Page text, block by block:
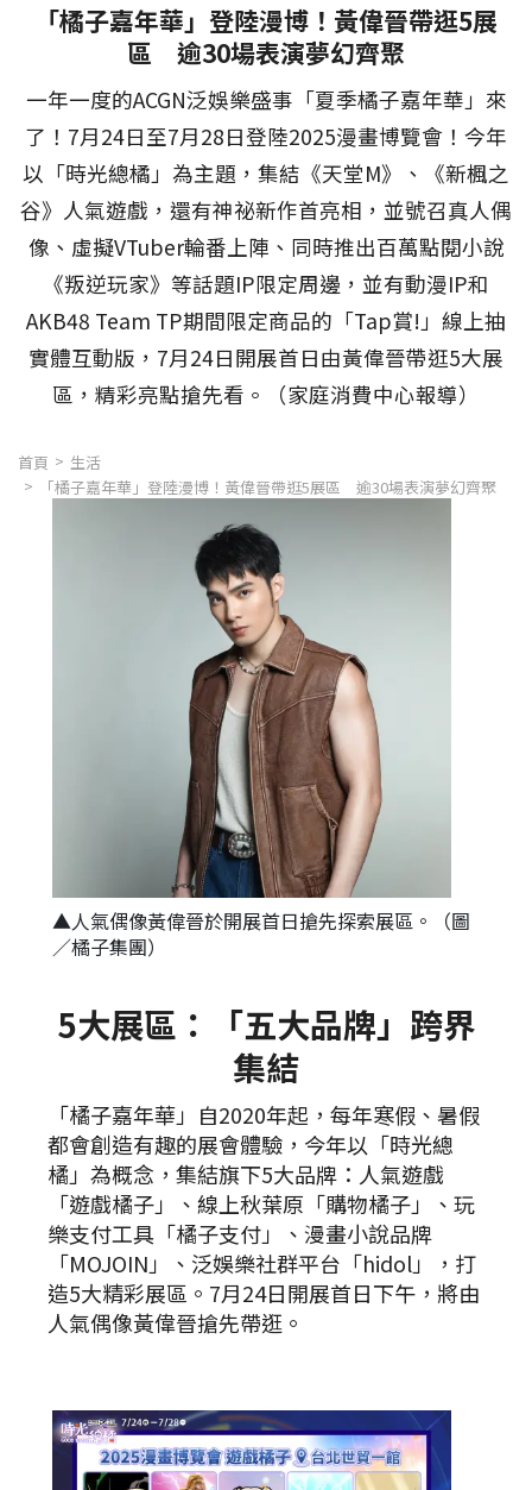
「橘子嘉年華」登陸漫博！黃偉晉帶逛5展
區 逾30場表演夢幻齊聚
一年一度的ACGN泛娛樂盛事「夏季橘子嘉年華」來
了！7月24日至7月28日登陸2025漫畫博覽會！今年
以「時光總橘」為主題，集結《天堂M》、《新楓之
谷》人氣遊戲，還有神祕新作首亮相，並號召真人偶
像、虛擬VTuber輪番上陣、同時推出百萬點閱小說
《叛逆玩家》等話題IP限定周邊，並有動漫IP和
AKB48 Team TP期間限定商品的「Tap賞!」線上抽
實體互動版，7月24日開展首日由黃偉晉帶逛5大展
區，精彩亮點搶先看。（家庭消費中心報導）
首頁
生活
「橘子嘉年華」登陸漫博！黃偉晉帶逛5展區 逾30場表演夢幻齊聚
5大展區：「五大品牌」跨界
集結
「橘子嘉年華」自2020年起，每年寒假、暑假
都會創造有趣的展會體驗，今年以「時光總
橘」為概念，集結旗下5大品牌：人氣遊戲
「遊戲橘子」、線上秋葉原「購物橘子」、玩
樂支付工具「橘子支付」、漫畫小說品牌
「MOJOIN」、泛娛樂社群平台「hidol」，打
造5大精彩展區。7月24日開展首日下午，將由
人氣偶像黃偉晉搶先帶逛。
▲人氣偶像黃偉晉於開展首日搶先探索展區。（圖
／橘子集團）